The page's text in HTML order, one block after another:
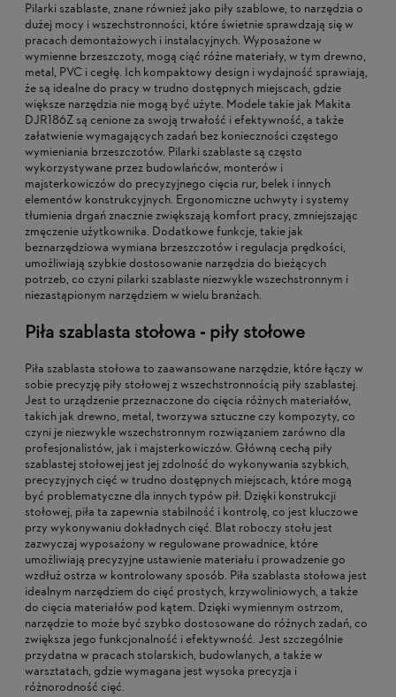
Pilarki szablaste, znane również jako piły szablowe, to narzędzia o
dużej mocy i wszechstronności, które świetnie sprawdzają się w
pracach demontażowych i instalacyjnych. Wyposażone w
wymienne brzeszczoty, mogą ciąć różne materiały, w tym drewno,
metal, PVC i cegłę. Ich kompaktowy design i wydajność sprawiają,
że są idealne do pracy w trudno dostępnych miejscach, gdzie
większe narzędzia nie mogą być użyte. Modele takie jak Makita
DJR186Z są cenione za swoją trwałość i efektywność, a także
załatwienie wymagających zadań bez konieczności częstego
wymieniania brzeszczotów. Pilarki szablaste są często
wykorzystywane przez budowlańców, monterów i
majsterkowiczów do precyzyjnego cięcia rur, belek i innych
elementów konstrukcyjnych. Ergonomiczne uchwyty i systemy
tłumienia drgań znacznie zwiększają komfort pracy, zmniejszając
zmęczenie użytkownika. Dodatkowe funkcje, takie jak
beznarzędziowa wymiana brzeszczotów i regulacja prędkości,
umożliwiają szybkie dostosowanie narzędzia do bieżących
potrzeb, co czyni pilarki szablaste niezwykle wszechstronnym i
niezastąpionym narzędziem w wielu branżach.
Piła szablasta stołowa - piły stołowe
Piła szablasta stołowa to zaawansowane narzędzie, które łączy w
sobie precyzję piły stołowej z wszechstronnością piły szablastej.
Jest to urządzenie przeznaczone do cięcia różnych materiałów,
takich jak drewno, metal, tworzywa sztuczne czy kompozyty, co
czyni je niezwykle wszechstronnym rozwiązaniem zarówno dla
profesjonalistów, jak i majsterkowiczów. Główną cechą piły
szablastej stołowej jest jej zdolność do wykonywania szybkich,
precyzyjnych cięć w trudno dostępnych miejscach, które mogą
być problematyczne dla innych typów pił. Dzięki konstrukcji
stołowej, piła ta zapewnia stabilność i kontrolę, co jest kluczowe
przy wykonywaniu dokładnych cięć. Blat roboczy stołu jest
zazwyczaj wyposażony w regulowane prowadnice, które
umożliwiają precyzyjne ustawienie materiału i prowadzenie go
wzdłuż ostrza w kontrolowany sposób. Piła szablasta stołowa jest
idealnym narzędziem do cięć prostych, krzywoliniowych, a także
do cięcia materiałów pod kątem. Dzięki wymiennym ostrzom,
narzędzie to może być szybko dostosowane do różnych zadań, co
zwiększa jego funkcjonalność i efektywność. Jest szczególnie
przydatna w pracach stolarskich, budowlanych, a także w
warsztatach, gdzie wymagana jest wysoka precyzja i
różnorodność cięć.